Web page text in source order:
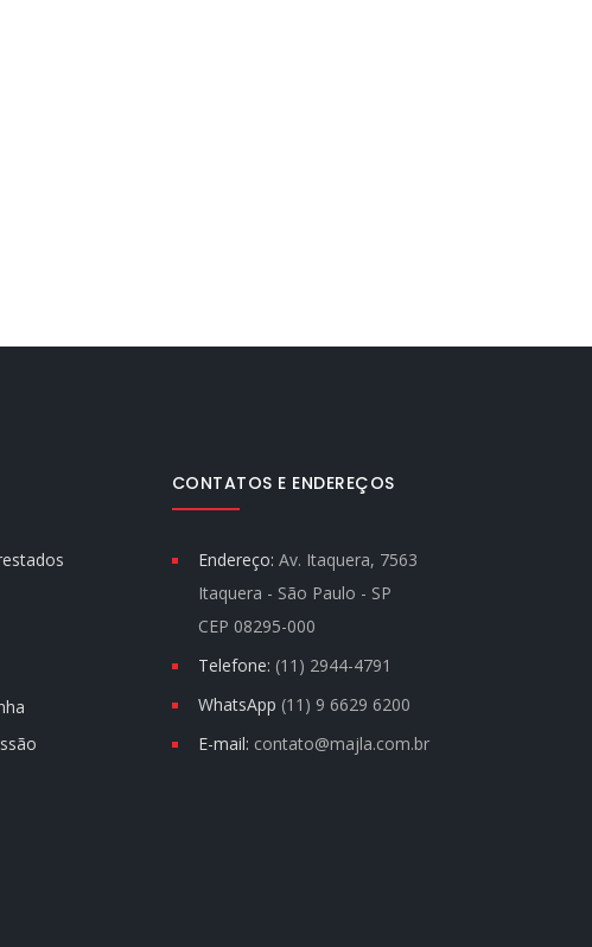
CONTATOS E ENDEREÇOS
Endereço: Av. Itaquera, 7563
Itaquera - São Paulo - SP
CEP 08295-000
Telefone: (11) 2944-4791
WhatsApp (11) 9 6629 6200
E-mail: contato@majla.com.br